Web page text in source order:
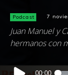
Podcast 7
Juan Manuel y
hermanos con
Reproductor
00:00